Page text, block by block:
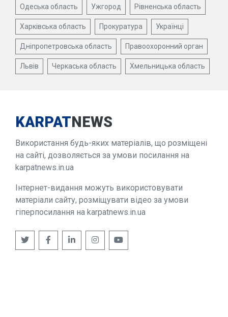
Одеська область Ужгород Рівненська область
Харківська область Прокуратура Українці
Дніпропетровська область Правоохоронний орган
Львів Черкаська область Хмельницька область
KARPATNEWS
Використання будь-яких матеріалів, що розміщені
на сайті, дозволяється за умови посилання на
karpatnews.in.ua
Інтернет-видання можуть використовувати
матеріали сайту, розміщувати відео за умови
гіперпосилання на karpatnews.in.ua